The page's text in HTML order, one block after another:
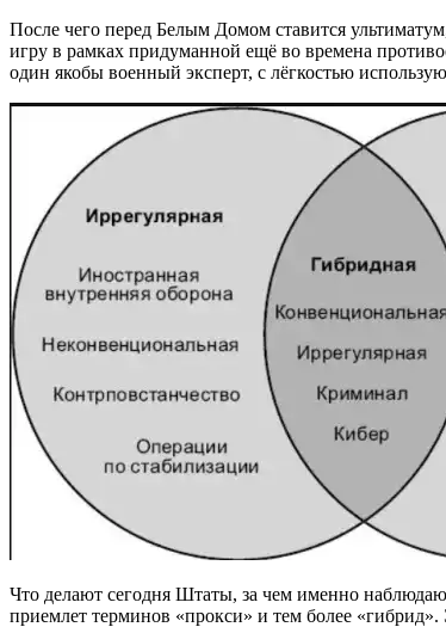
После чего перед Белым Домом ставится
игру в рамках придуманной ещё во времена
один якобы военный эксперт, с лёгкостью
Что делают сегодня Штаты, за чем именно
приемлет терминов «прокси» и тем более